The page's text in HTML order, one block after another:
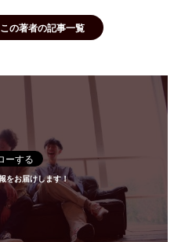
この著者の記事一覧
をお届けします！